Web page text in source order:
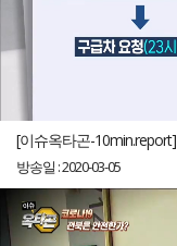
[이슈옥타곤-
방송일 : 2020-03-05